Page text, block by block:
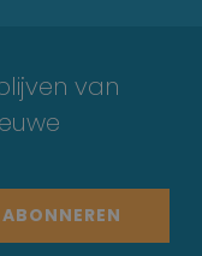
van
ABONNEREN